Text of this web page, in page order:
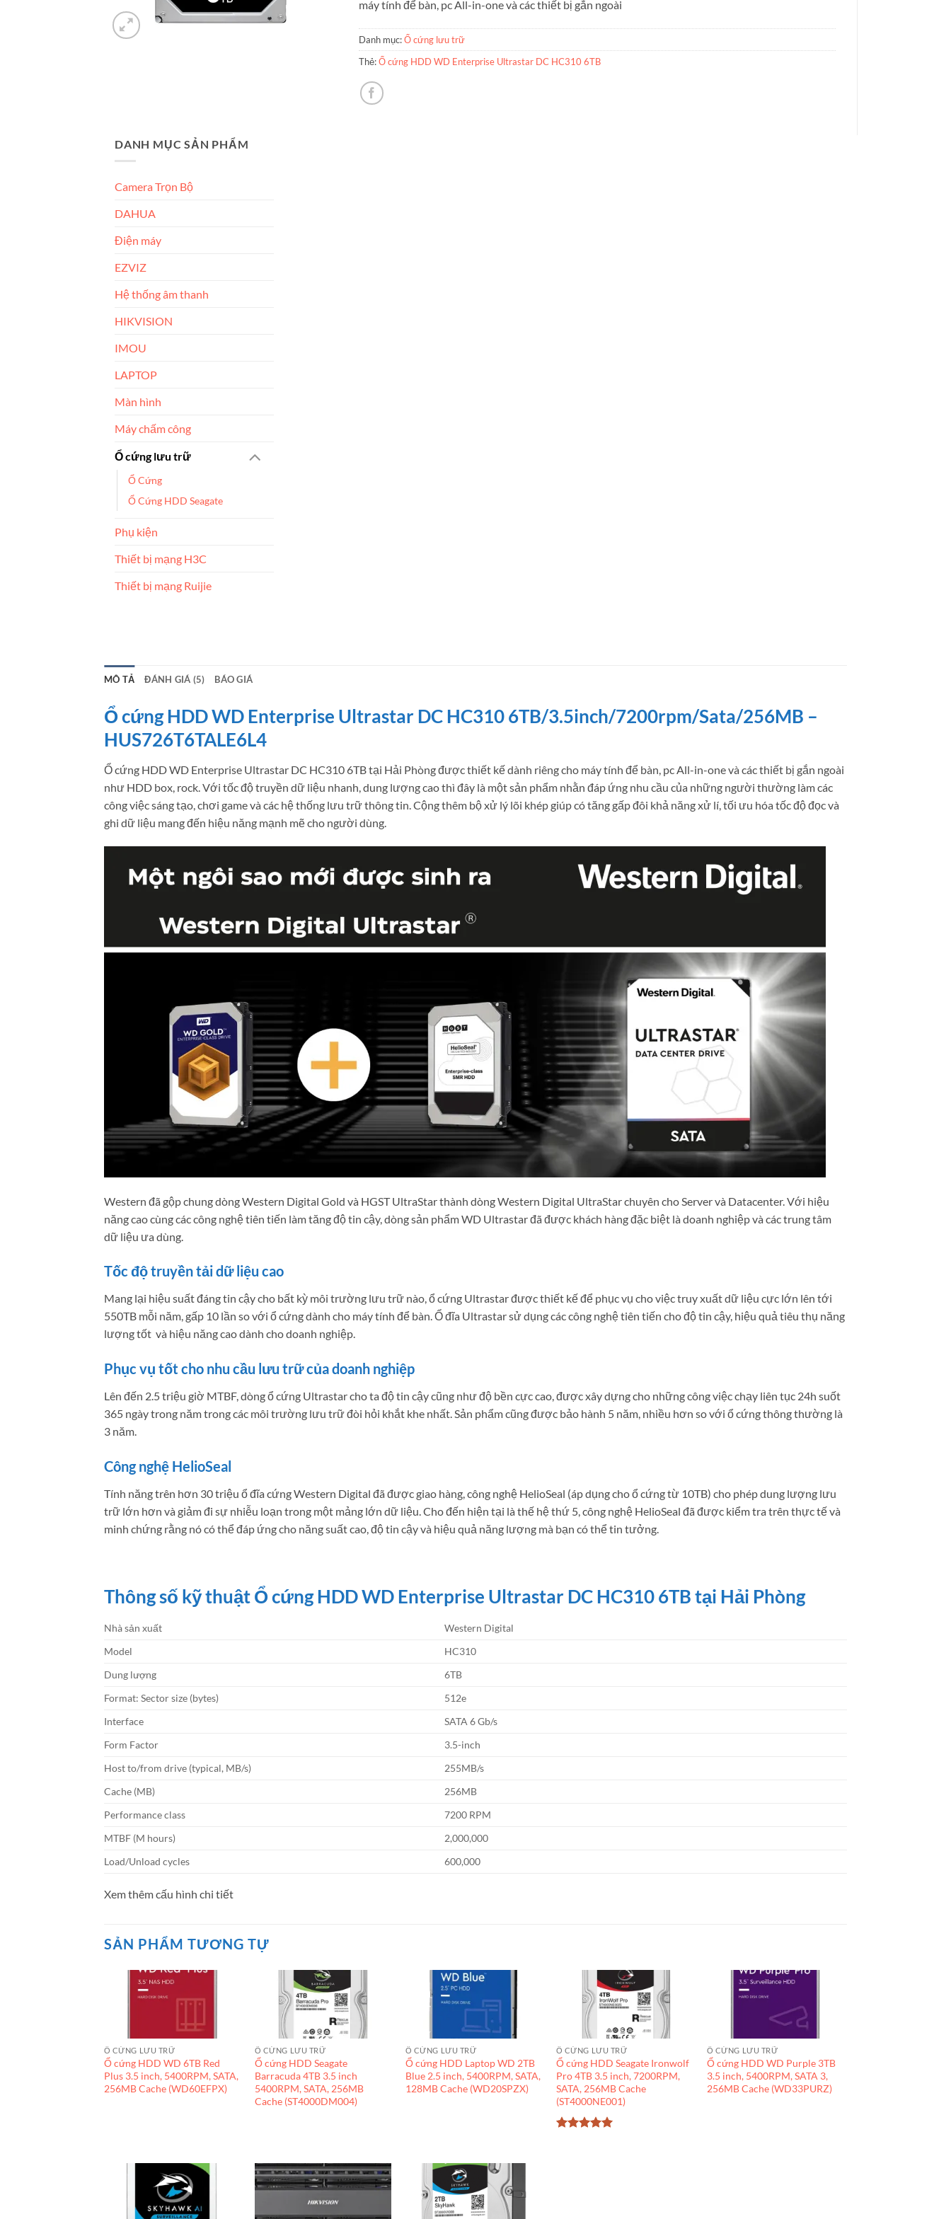
máy tính để bàn, pc All-in-one và các thiết bị gắn ngoài
Danh mục:Ổ cứng lưu trữ
Thẻ:Ổ cứng HDD WD Enterprise Ultrastar DC HC310 6TB
DANH MỤC SẢN PHẨM
Camera Trọn Bộ
DAHUA
Điện máy
EZVIZ
Hệ thống âm thanh
HIKVISION
IMOU
LAPTOP
Màn hình
Máy chấm công
Ổ cứng lưu trữ
Ổ Cứng
Ổ Cứng HDD Seagate
Phụ kiện
Thiết bị mạng H3C
Thiết bị mạng Ruijie
MÔ TẢ ĐÁNH GIÁ (5) BÁO GIÁ
Ổ cứng HDD WD Enterprise Ultrastar DC HC310 6TB/3.5inch/7200rpm/Sata/256MB –
HUS726T6TALE6L4
Ổ cứng HDD WD Enterprise Ultrastar DC HC310 6TB tại Hải Phòng được thiết kế dành riêng cho máy tính để bàn, pc All-in-one và các thiết bị gắn ngoài
như HDD box, rock. Với tốc độ truyền dữ liệu nhanh, dung lượng cao thì đây là một sản phẩm nhằn đáp ứng nhu cầu của những người thường làm các
công việc sáng tạo, chơi game và các hệ thống lưu trữ thông tin. Cộng thêm bộ xử lý lõi khép giúp có tăng gấp đôi khả năng xử lí, tối ưu hóa tốc độ đọc và
ghi dữ liệu mang đến hiệu năng mạnh mẽ cho người dùng.
Western đã gộp chung dòng Western Digital Gold và HGST UltraStar thành dòng Western Digital UltraStar chuyên cho Server và Datacenter. Với hiệu
năng cao cùng các công nghệ tiên tiến làm tăng độ tin cậy, dòng sản phẩm WD Ultrastar đã được khách hàng đặc biệt là doanh nghiệp và các trung tâm
dữ liệu ưa dùng.
Tốc độ truyền tải dữ liệu cao
Mang lại hiệu suất đáng tin cậy cho bất kỳ môi trường lưu trữ nào, ổ cứng Ultrastar được thiết kế để phục vụ cho việc truy xuất dữ liệu cực lớn lên tới
550TB mỗi năm, gấp 10 lần so với ổ cứng dành cho máy tính để bàn. Ổ đĩa Ultrastar sử dụng các công nghệ tiên tiến cho độ tin cậy, hiệu quả tiêu thụ năng
lượng tốt và hiệu năng cao dành cho doanh nghiệp.
Phục vụ tốt cho nhu cầu lưu trữ của doanh nghiệp
Lên đến 2.5 triệu giờ MTBF, dòng ổ cứng Ultrastar cho ta độ tin cậy cũng như độ bền cực cao, được xây dựng cho những công việc chạy liên tục 24h suốt
365 ngày trong năm trong các môi trường lưu trữ đòi hỏi khắt khe nhất. Sản phẩm cũng được bảo hành 5 năm, nhiều hơn so với ổ cứng thông thường là
3 năm.
Công nghệ HelioSeal
Tính năng trên hơn 30 triệu ổ đĩa cứng Western Digital đã được giao hàng, công nghệ HelioSeal (áp dụng cho ổ cứng từ 10TB) cho phép dung lượng lưu
trữ lớn hơn và giảm đi sự nhiễu loạn trong một mảng lớn dữ liệu. Cho đến hiện tại là thế hệ thứ 5, công nghệ HelioSeal đã được kiểm tra trên thực tế và
minh chứng rằng nó có thể đáp ứng cho năng suất cao, độ tin cậy và hiệu quả năng lượng mà bạn có thể tin tưởng.
Thông số kỹ thuật Ổ cứng HDD WD Enterprise Ultrastar DC HC310 6TB tại Hải Phòng
Nhà sản xuất
Western Digital
Model
HC310
Dung lượng
6TB
Format: Sector size (bytes)
512e
Interface
SATA 6 Gb/s
Form Factor
3.5-inch
Host to/from drive (typical, MB/s)
255MB/s
Cache (MB)
256MB
Performance class
7200 RPM
MTBF (M hours)
2,000,000
Load/Unload cycles
600,000
Xem thêm cấu hình chi tiết
SẢN PHẨM TƯƠNG TỰ
Ổ CỨNG LƯU TRỮ
Ổ cứng HDD WD 6TB Red
Plus 3.5 inch, 5400RPM, SATA,
256MB Cache (WD60EFPX)
Ổ CỨNG LƯU TRỮ
Ổ cứng HDD Seagate
Barracuda 4TB 3.5 inch
5400RPM, SATA, 256MB
Cache (ST4000DM004)
Ổ CỨNG LƯU TRỮ
Ổ cứng HDD Laptop WD 2TB
Blue 2.5 inch, 5400RPM, SATA,
128MB Cache (WD20SPZX)
Ổ CỨNG LƯU TRỮ
Ổ cứng HDD Seagate Ironwolf
Pro 4TB 3.5 inch, 7200RPM,
SATA, 256MB Cache
(ST4000NE001)
Ổ CỨNG LƯU TRỮ
Ổ cứng HDD WD Purple 3TB
3.5 inch, 5400RPM, SATA 3,
256MB Cache (WD33PURZ)